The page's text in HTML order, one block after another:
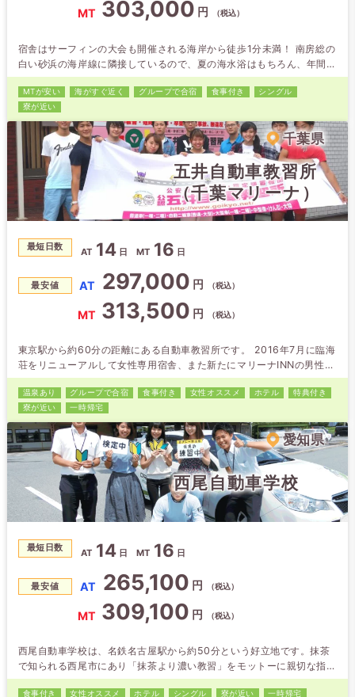
MT 303,000 円 （税込）
宿舎はサーフィンの大会も開催される海岸から徒歩1分未満！ 南房総の
白い砂浜の海岸線に隣接しているので、夏の海水浴はもちろん、年間を
通じてサーフィンも可能です♪ 少し脚をのばせば鴨川シーワールドもあ
ります！
MTが安い 海がすぐ近く グループで合宿 食事付き
シングル
寮が近い
千葉県
五井自動車教習所
（千葉マリーナ）
最短日数 AT 14 日 MT 16 日
最安値 AT 297,000 円 （税込）
MT 313,500 円 （税込）
東京駅から約60分の距離にある自動車教習所です。 2016年7月に臨海
荘をリニューアルして女性専用宿舎、また新たにマリーナINNの男性宿
舎をオープンして快適な合宿生活を送ることができます！ お友達と同
時申込の場合は割引もあるので、お友達を誘っておトクに免許を取ろう
♪
温泉あり グループで合宿 食事付き 女性オススメ ホテル
特典付き
寮が近い
一時帰宅
愛知県
西尾自動車学校
最短日数 AT 14 日 MT 16 日
最安値 AT 265,100 円 （税込）
MT 309,100 円 （税込）
西尾自動車学校は、名鉄名古屋駅から約50分という好立地です。抹茶
で知られる西尾市にあり「抹茶より濃い教習」をモットーに親切な指導
を心掛けています。ホテルは教習所に隣接している為、空いた時間もお
食事付き 女性オススメ ホテル シングル 寮が近い 一時帰宅